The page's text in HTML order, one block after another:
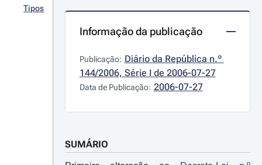
Tipos
Informação da publicação
Publicação: Diário da República n.º
144/2006, Série I de 2006-07-27
Data de Publicação: 2006-07-27
SUMÁRIO